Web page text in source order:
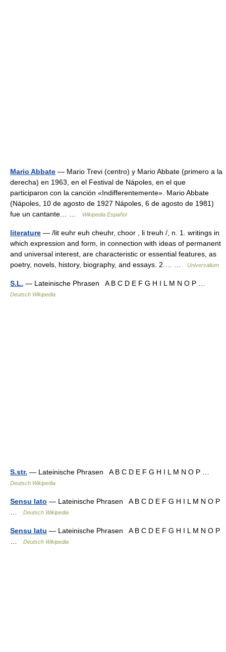
Mario Abbate — Mario Trevi (centro) y Mario Abbate (primero a la
derecha) en 1963, en el Festival de Nápoles, en el que
participaron con la canción «Indifferentemente». Mario Abbate
(Nápoles, 10 de agosto de 1927 Nápoles, 6 de agosto de 1981)
fue un cantante… …
Wikipedia Español
literature — /lit euhr euh cheuhr, choor , li treuh /, n. 1. writings in
which expression and form, in connection with ideas of permanent
and universal interest, are characteristic or essential features, as
poetry, novels, history, biography, and essays. 2.… …
Universalium
S.L. — Lateinische Phrasen A B C D E F G H I L M N O P …
Deutsch Wikipedia
S.str. — Lateinische Phrasen A B C D E F G H I L M N O P …
Deutsch Wikipedia
Sensu lato — Lateinische Phrasen A B C D E F G H I L M N O P
Deutsch Wikipedia
Sensu latu — Lateinische Phrasen A B C D E F G H I L M N O P
Deutsch Wikipedia